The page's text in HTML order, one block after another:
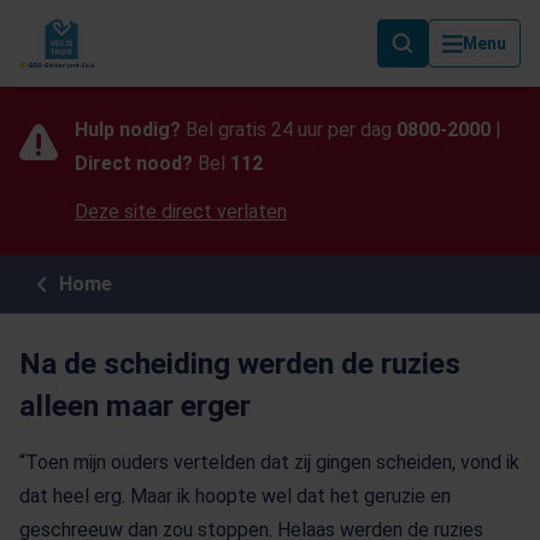
Menu
Als de resultaten voor automatisch aanvullen beschikbaar zijn,
Hulp nodig? Bel gratis 24 uur per dag 0800-2000 |
Direct nood? Bel 112
Deze site direct verlaten
Home
Na de scheiding werden de ruzies
alleen maar erger
“Toen mijn ouders vertelden dat zij gingen scheiden, vond ik
dat heel erg. Maar ik hoopte wel dat het geruzie en
geschreeuw dan zou stoppen. Helaas werden de ruzies